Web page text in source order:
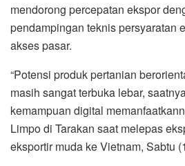
mendorong percepatan ekspor
pendampingan teknis persyaratan
akses pasar.
“Potensi produk pertanian
masih sangat terbuka lebar,
kemampuan digital
Limpo di Tarakan saat melepas
eksportir muda ke Vietnam, Sabtu